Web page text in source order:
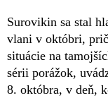
Surovikin sa stal
vlani v októbri,
situácie na
sérii porážok,
8. októbra, v deň,